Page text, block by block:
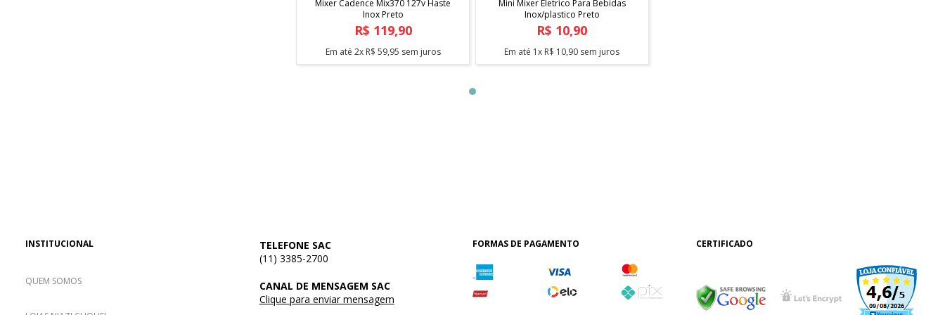
Mixer Cadence Mix370 127v Haste
Inox Preto
R$ 119,90
Em até 2x R$ 59,95 sem juros
Mini Mixer Eletrico Para Bebidas
Inox/plastico Preto
R$ 10,90
Em até 1x R$ 10,90 sem juros
INSTITUCIONAL
QUEM SOMOS
TELEFONE SAC
(11) 3385-2700
CANAL DE MENSAGEM SAC
Clique para enviar mensagem
FORMAS DE PAGAMENTO CERTIFICADO